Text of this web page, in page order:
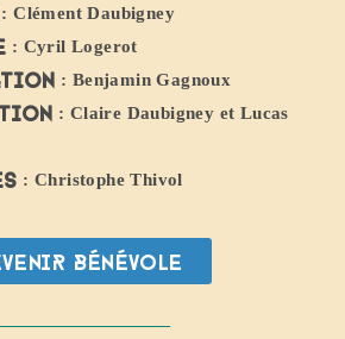
: Clément Daubigney
: Cyril Logerot
: Benjamin Gagnoux
: Claire Daubigney et Lucas
: Christophe Thivol
bénévole